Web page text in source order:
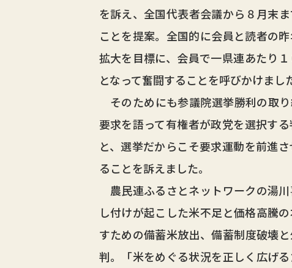
を訴え、全国代表者会議から８月末
ことを提案。全国的に会員と読者の
拡大を目標に、会員で一県連あたり
となって奮闘することを呼びかけまし
そのためにも参議院選挙勝利の取
要求を語って有権者が政党を選択す
と、選挙だからこそ要求運動を前進
ることを訴えました。
農民連ふるさとネットワークの湯
し付けが起こした米不足と価格高騰
すための備蓄米放出、備蓄制度破壊
判。「米をめぐる状況を正しく広げ